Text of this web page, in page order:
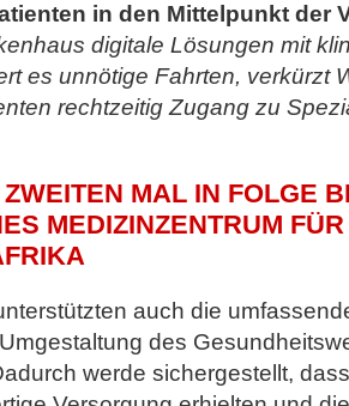
in den Mittelpunkt der
digitale Lösungen mit
es unnötige Fahrten, verkürzt
rechtzeitig Zugang zu
MAL IN FOLGE
MEDIZINZENTRUM
auch die
des
werde sichergestellt,